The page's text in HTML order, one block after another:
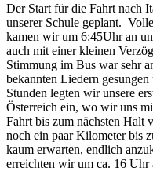
Der Start für die Fahrt nach
unserer Schule geplant.
kamen wir um 6:45Uhr an
auch mit einer kleinen
Stimmung im Bus war sehr
bekannten Liedern
Stunden legten wir unsere
Österreich ein, wo wir uns
Fahrt bis zum nächsten Halt
noch ein paar Kilometer bis
kaum erwarten, endlich
erreichten wir um ca. 16